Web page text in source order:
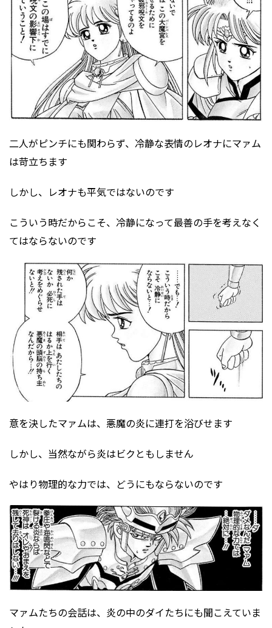
二人がピンチにも関わらず、冷静な表情のレオナにマァム
は苛立ちます
しかし、レオナも平気ではないのです
こういう時だからこそ、冷静になって最善の手を考えなく
てはならないのです
意を決したマァムは、悪魔の炎に連打を浴びせます
しかし、当然ながら炎はビクともしません
やはり物理的な力では、どうにもならないのです
マァムたちの会話は、炎の中のダイたちにも聞こえていま